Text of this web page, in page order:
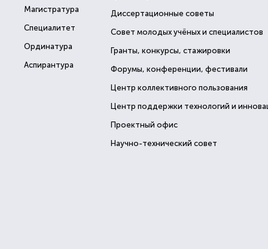
Магистратура
Специалитет
Ординатура
Аспирантура
Диссертационные советы
Совет молодых учёных и специалистов
Гранты, конкурсы, стажировки
Форумы, конференции, фестивали
Центр коллективного пользования
Центр поддержки технологий и
Проектный офис
Научно-технический совет